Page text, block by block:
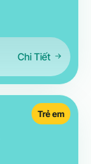
Chi Tiết
Trẻ em